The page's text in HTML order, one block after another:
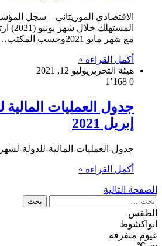
الاقتصادي الموريتاني – سجل
مع شهر مايو 2021وحسب المكتب…
أكمل القراءة »
هيئة التحرير يوليو 12, 2021
0
جدول العمليات المالية
إبريل 2021
جدول-العمليات-المالية-للدولة-لشهر-
أكمل القراءة »
الصفحة التالية
البحث
عن:
الطقس
انواكشوط
غيوم متفرقة